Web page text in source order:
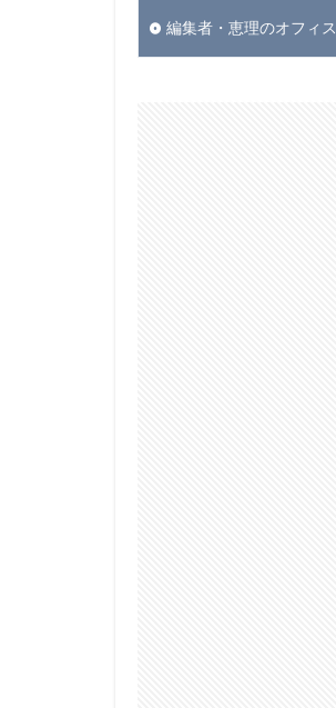
編集者・恵理のオフィス